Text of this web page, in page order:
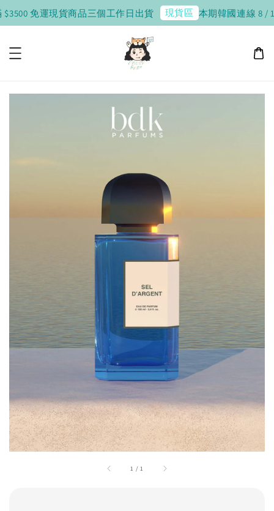
免運現貨商品三個工作日出貨 現貨區 本期韓國連線 8 /
1 /1